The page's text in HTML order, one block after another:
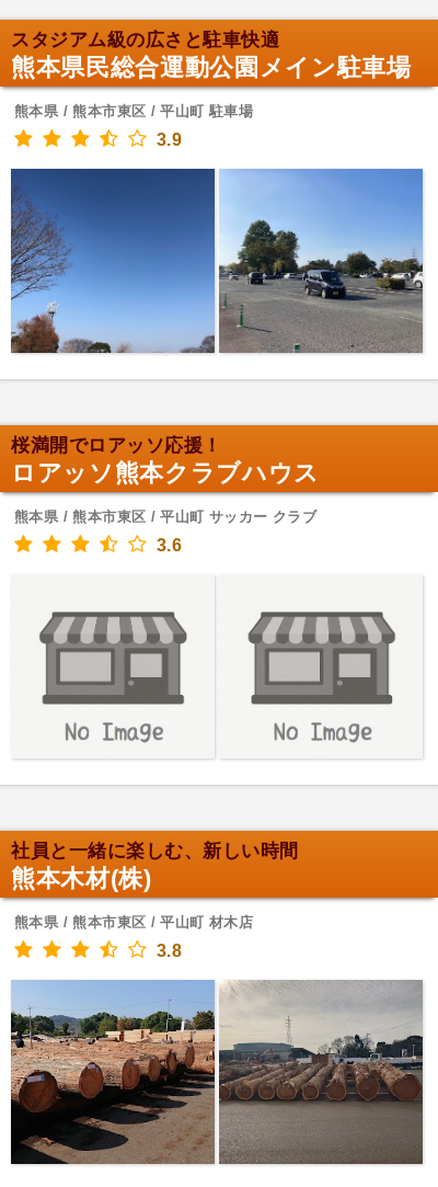
スタジアム級の広さと駐車快適
熊本県民総合運動公園メイン駐車場
熊本県 / 熊本市東区 / 平山町 駐車場
3.9
桜満開でロアッソ応援！
ロアッソ熊本クラブハウス
熊本県 / 熊本市東区 / 平山町 サッカー クラブ
3.6
社員と一緒に楽しむ、新しい時間
熊本木材(株)
熊本県 / 熊本市東区 / 平山町 材木店
3.8